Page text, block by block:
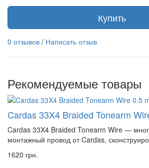
Купить
0 отзывов / Написать отзыв
Рекомендуемые товары
Cardas 33X4 Braided Tonearm
Cardas 33X4 Braided Tonearm Wire —
монтажный провод от Cardas,
1620 грн.